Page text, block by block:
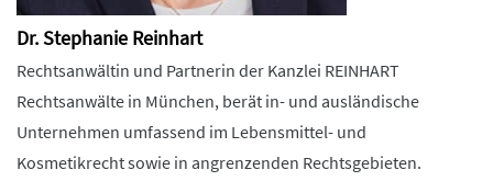
Dr. Stephanie Reinhart
Rechtsanwältin und Partnerin der Kanzlei REINHART
Rechtsanwälte in München, berät in- und ausländische
Unternehmen umfassend im Lebensmittel- und
Kosmetikrecht sowie in angrenzenden Rechtsgebieten.